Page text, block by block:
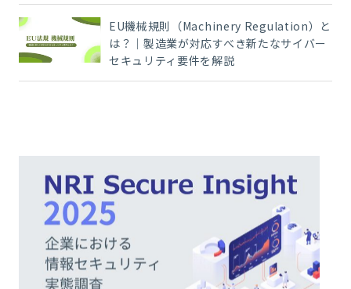
EU機械規則（Machinery Regulation）と
は？｜製造業が対応すべき新たなサイバー
セキュリティ要件を解説